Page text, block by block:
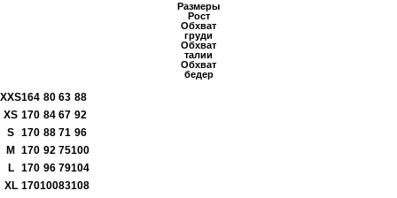
Размеры
Рост
Обхват
груди
Обхват
талии
Обхват
бедер
XXS164 80 63 88
XS 170 84 67 92
S 170 88 71 96
M
170 92 75100
L
170 96 79104
XL 17010083108